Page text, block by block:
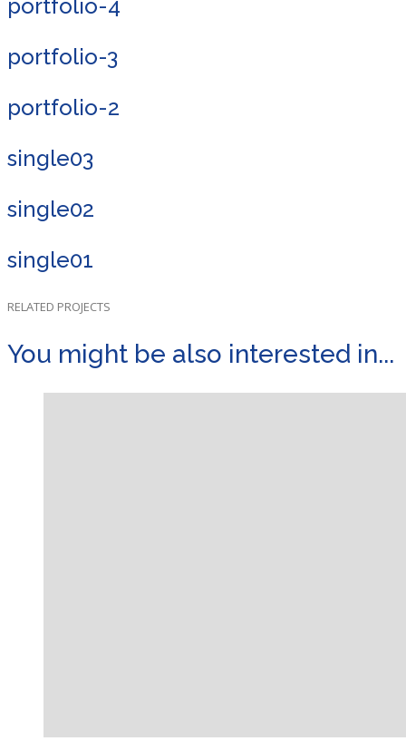
portfolio-4
portfolio-3
portfolio-2
single03
single02
single01
RELATED PROJECTS
You might be also interested in...